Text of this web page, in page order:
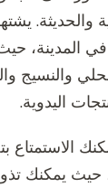
والحديثة.
المدينة،
والنسيج
اليدوية.
الاستمتاع
حيث يمكنك